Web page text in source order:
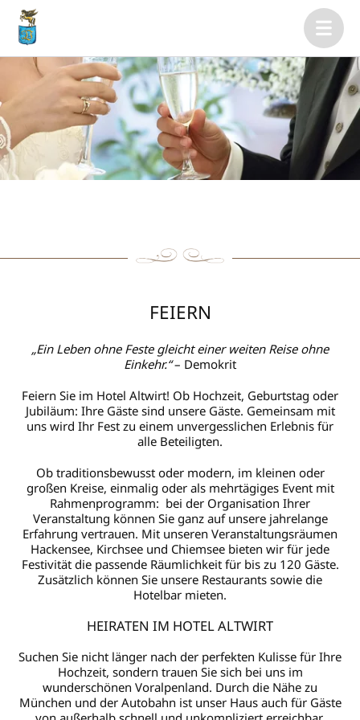
FEIERN
„Ein Leben ohne Feste gleicht einer weiten Reise ohne
Einkehr.“– Demokrit
Feiern Sie im Hotel Altwirt! Ob Hochzeit, Geburtstag oder
Jubiläum: Ihre Gäste sind unsere Gäste. Gemeinsam mit
uns wird Ihr Fest zu einem unvergesslichen Erlebnis für
alle Beteiligten.
Ob traditionsbewusst oder modern, im kleinen oder
großen Kreise, einmalig oder als mehrtägiges Event mit
Rahmenprogramm: bei der Organisation Ihrer
Veranstaltung können Sie ganz auf unsere jahrelange
Erfahrung vertrauen. Mit unseren Veranstaltungsräumen
Hackensee, Kirchsee und Chiemsee bieten wir für jede
Festivität die passende Räumlichkeit für bis zu 120 Gäste.
Zusätzlich können Sie unsere Restaurants sowie die
Hotelbar mieten.
HEIRATEN IM HOTEL ALTWIRT
Suchen Sie nicht länger nach der perfekten Kulisse für Ihre
Hochzeit, sondern trauen Sie sich bei uns im
wunderschönen Voralpenland. Durch die Nähe zu
München und der Autobahn ist unser Haus auch für Gäste